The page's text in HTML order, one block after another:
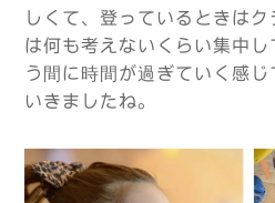
しくて、登っているときは
は何も考えないくらい集中
う間に時間が過ぎていく感
いきましたね。